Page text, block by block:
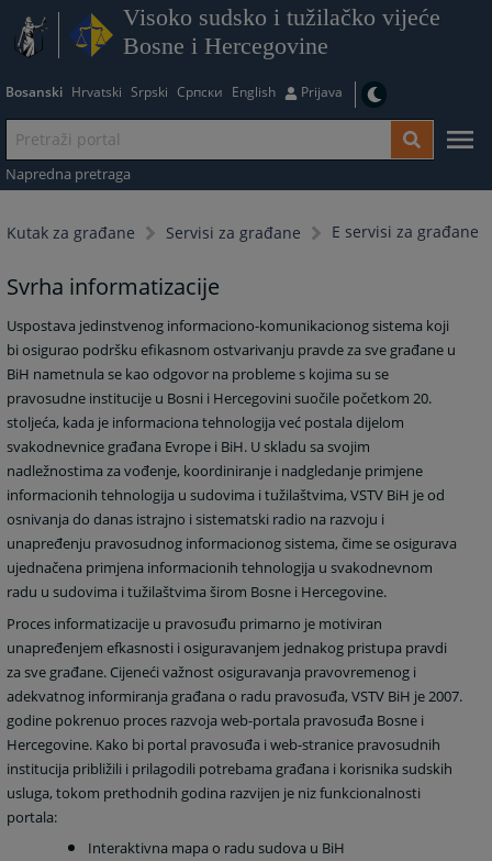
Visoko sudsko i tužilačko vijeće
Bosne i Hercegovine
Bosanski Hrvatski Srpski Српски English Prijava
Napredna pretraga
Kutak za građane Servisi za građane E servisi za građane
Svrha informatizacije
Uspostava jedinstvenog informaciono-komunikacionog sistema koji
bi osigurao podršku efikasnom ostvarivanju pravde za sve građane u
BiH nametnula se kao odgovor na probleme s kojima su se
pravosudne institucije u Bosni i Hercegovini suočile početkom 20.
stoljeća, kada je informaciona tehnologija već postala dijelom
svakodnevnice građana Evrope i BiH. U skladu sa svojim
nadležnostima za vođenje, koordiniranje i nadgledanje primjene
informacionih tehnologija u sudovima i tužilaštvima, VSTV BiH je od
osnivanja do danas istrajno i sistematski radio na razvoju i
unapređenju pravosudnog informacionog sistema, čime se osigurava
ujednačena primjena informacionih tehnologija u svakodnevnom
radu u sudovima i tužilaštvima širom Bosne i Hercegovine.
Proces informatizacije u pravosuđu primarno je motiviran
unapređenjem efkasnosti i osiguravanjem jednakog pristupa pravdi
za sve građane. Cijeneći važnost osiguravanja pravovremenog i
adekvatnog informiranja građana o radu pravosuđa, VSTV BiH je 2007.
godine pokrenuo proces razvoja web-portala pravosuđa Bosne i
Hercegovine. Kako bi portal pravosuđa i web-stranice pravosudnih
institucija približili i prilagodili potrebama građana i korisnika sudskih
usluga, tokom prethodnih godina razvijen je niz funkcionalnosti
portala:
Interaktivna mapa o radu sudova u BiH